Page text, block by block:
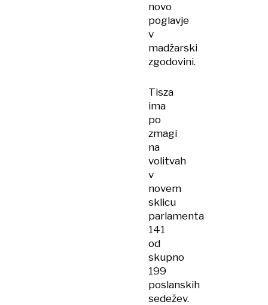
novo
poglavje
v
madžarski
zgodovini.
Tisza
ima
po
zmagi
na
volitvah
v
novem
sklicu
parlamenta
141
od
skupno
199
poslanskih
sedežev.